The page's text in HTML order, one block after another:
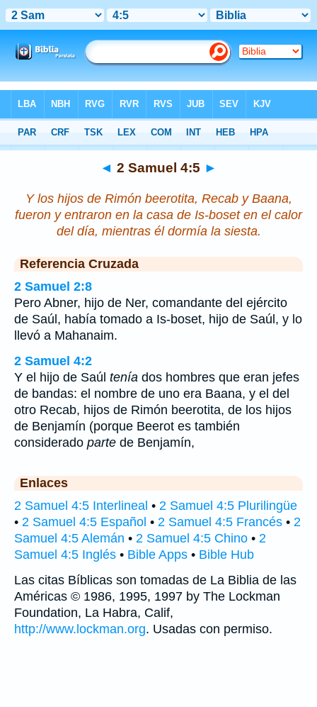
>2 Samuel Capítulo 4 > Verso 5
◄ 2 Samuel 4:5 ►
Y los hijos de Rimón beerotita, Recab y Baana,
fueron y entraron en la casa de Is-boset en el calor
del día, mientras él dormía la siesta.
Referencia Cruzada
2 Samuel 2:8
Pero Abner, hijo de Ner, comandante del ejército
de Saúl, había tomado a Is-boset, hijo de Saúl, y lo
llevó a Mahanaim.
2 Samuel 4:2
Y el hijo de Saúl tenía dos hombres que eran jefes
de bandas: el nombre de uno era Baana, y el del
otro Recab, hijos de Rimón beerotita, de los hijos
de Benjamín (porque Beerot es también
considerado parte de Benjamín,
Enlaces
2 Samuel 4:5 Interlineal • 2 Samuel 4:5 Plurilingüe
• 2 Samuel 4:5 Español • 2 Samuel 4:5 Francés • 2
Samuel 4:5 Alemán • 2 Samuel 4:5 Chino • 2
Samuel 4:5 Inglés • Bible Apps • Bible Hub
Las citas Bíblicas son tomadas de La Biblia de las
Américas © 1986, 1995, 1997 by The Lockman
Foundation, La Habra, Calif,
http://www.lockman.org. Usadas con permiso.